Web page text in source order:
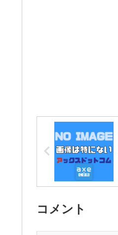
コメント